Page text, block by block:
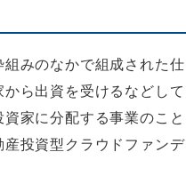
みのなかで組成された仕
ら出資を受けるなどして
家に分配する事業のこと
投資型クラウドファンデ